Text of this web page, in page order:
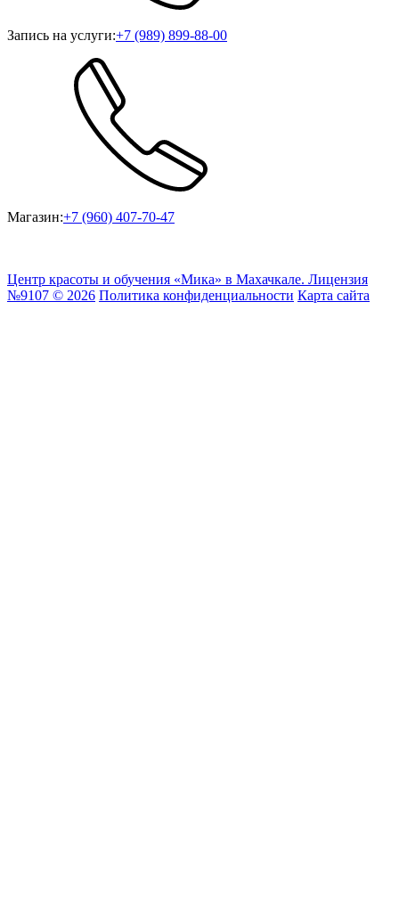
Запись на услуги:+7 (989) 899-88-00
Магазин:+7 (960) 407-70-47
Центр красоты и обучения «Мика» в Махачкале. Лицензия
№9107 © 2026 Политика конфиденциальности Карта сайта